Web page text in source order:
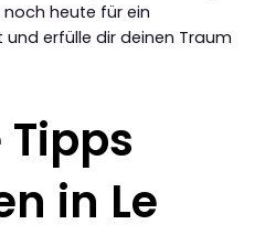
noch heute für ein
erfülle dir deinen Traum
in Le